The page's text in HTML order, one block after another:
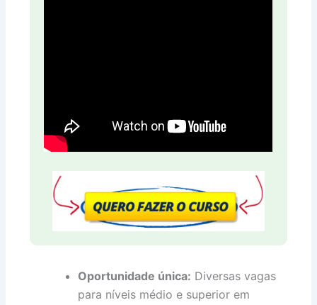
Oportunidade única: Diversas vagas
para níveis médio e superior em